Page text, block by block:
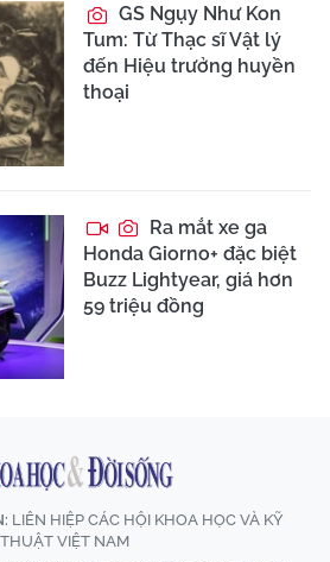
GS Ngụy Như Kon
Tum: Từ Thạc sĩ Vật lý
đến Hiệu trưởng huyền
thoại
Ra mắt xe ga
Honda Giorno+ đặc biệt
Buzz Lightyear, giá hơn
59 triệu đồng
LIÊN HIỆP CÁC HỘI KHOA HỌC VÀ KỸ
THUẬT VIỆT NAM